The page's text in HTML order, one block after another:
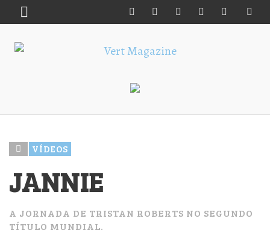
VÍDEOS
JANNIE
A JORNADA DE TRISTAN ROBERTS NO SEGUNDO
TÍTULO MUNDIAL.